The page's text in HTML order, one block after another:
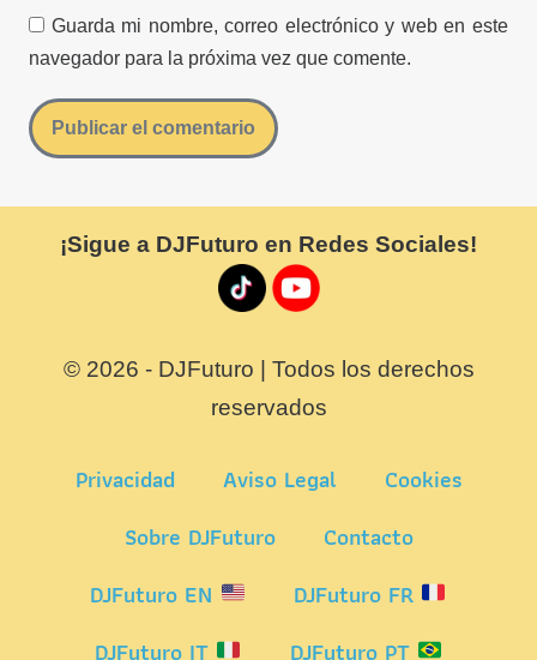
Guarda mi nombre, correo electrónico y web en este
navegador para la próxima vez que comente.
¡Sigue a DJFuturo en Redes Sociales!
© 2026 - DJFuturo | Todos los derechos
reservados
Privacidad Aviso Legal
Cookies
Sobre DJFuturo
Contacto
DJFuturo EN
DJFuturo FR
DJFuturo IT
DJFuturo PT